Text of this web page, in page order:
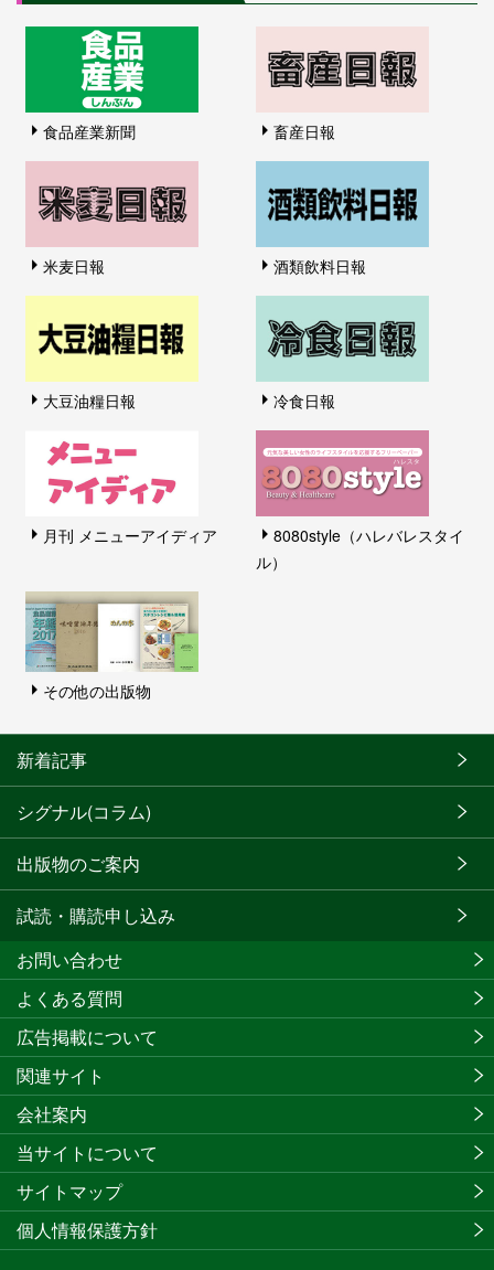
食品産業新聞 畜産日報
米麦日報 酒類飲料日報
大豆油糧日報 冷食日報
月刊 メニューアイディア
8080style（ハレバレスタイ
ル）
その他の出版物
新着記事
シグナル(コラム)
出版物のご案内
試読・購読申し込み
お問い合わせ
よくある質問
広告掲載について
関連サイト
会社案内
当サイトについて
サイトマップ
個人情報保護方針